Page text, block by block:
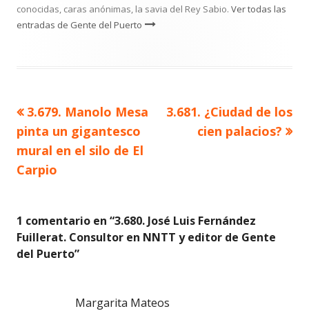
conocidas, caras anónimas, la savia del Rey Sabio. Ver todas las
entradas de Gente del Puerto
Navegación
de
entradas
Artículo
anterior
3.679. Manolo Mesa
pinta un gigantesco
mural en el silo de El
Carpio
Artículo
siguiente
3.681. ¿Ciudad de los
cien palacios?
1 comentario en “3.680. José Luis Fernández
Fuillerat. Consultor en NNTT y editor de Gente
del Puerto”
Margarita Mateos